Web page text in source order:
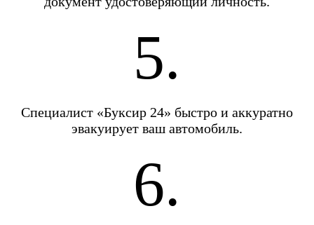
5.
Специалист «Буксир 24» быстро и аккуратно
эвакуирует ваш автомобиль.
6.